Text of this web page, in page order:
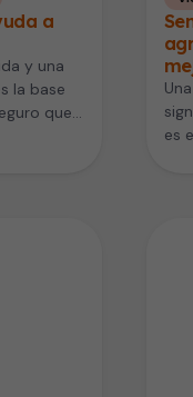
a
y una
la base
que
es